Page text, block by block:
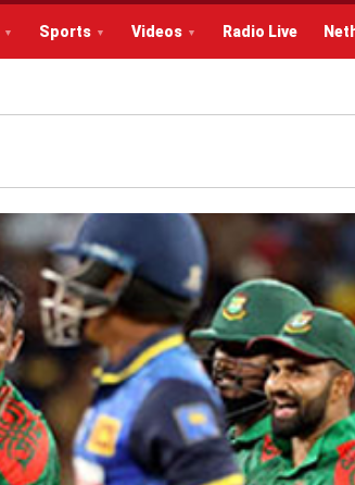
Sports Videos Radio Live